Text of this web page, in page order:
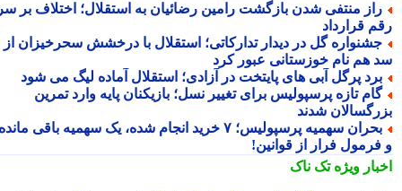
منتفی شدن بازگشت رامین رضائیان به استقلال؛ اختلاف بر سر
قرارداد
گل در دیدار تدارکاتی؛ استقلال با درخشش سحرخیزان از
هم نام خوزستانی عبور کرد
پرگل آبی های پایتخت در آزادی؛ استقلال آماده لیگ می شود
تازه پرسپولیس برای تغییر نسل؛ بازیکنان پایه وارد تمرین
شدند
بحران سهمیه پرسپولیس؛ ۷ خرید انجام شده، یک سهمیه باقی مانده
فرار از قوانین!
ویژهتک ناک